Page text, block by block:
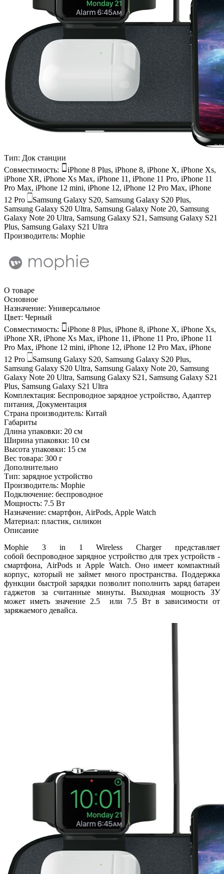
Тип: Док станции
Совместимость:
iPhone 8 Plus, iPhone 8, iPhone X, iPhone Xs,
iPhone XR, iPhone Xs Max, iPhone 11, iPhone 11 Pro, iPhone 11
Pro Max, iPhone 12 mini, iPhone 12, iPhone 12 Pro Max, iPhone
12 Pro
Samsung Galaxy S20, Samsung Galaxy S20 Plus,
Samsung Galaxy S20 Ultra, Samsung Galaxy Note 20, Samsung
Galaxy Note 20 Ultra, Samsung Galaxy S21, Samsung Galaxy S21
Plus, Samsung Galaxy S21 Ultra
Производитель: Mophie
О товаре
Основное
Назначение: Универсальное
Цвет: Черный
Совместимость:
iPhone 8 Plus, iPhone 8, iPhone X, iPhone Xs,
iPhone XR, iPhone Xs Max, iPhone 11, iPhone 11 Pro, iPhone 11
Pro Max, iPhone 12 mini, iPhone 12, iPhone 12 Pro Max, iPhone
12 Pro
Samsung Galaxy S20, Samsung Galaxy S20 Plus,
Samsung Galaxy S20 Ultra, Samsung Galaxy Note 20, Samsung
Galaxy Note 20 Ultra, Samsung Galaxy S21, Samsung Galaxy S21
Plus, Samsung Galaxy S21 Ultra
Комплектация: Беспроводное зарядное устройство, Адаптер
питания, Документация
Страна производитель: Китай
Габариты
Длина упаковки: 20 см
Ширина упаковки: 10 см
Высота упаковки: 15 см
Вес товара: 300 г
Дополнительно
Тип: зарядное устройство
Производитель: Mophie
Подключение: беспроводное
Мощность: 7.5 Вт
Назначение: смартфон, AirPods, Apple Watch
Материал: пластик, силикон
Описание
Mophie 3 in 1 Wireless Charger представляет
собой беспроводное зарядное устройство для трех устройств -
смартфона, AirPods и Apple Watch. Оно имеет компактный
корпус, который не займет много пространства. Поддержка
функции быстрой зарядки позволит пополнить заряд батареи
гаджетов за считанные минуты. Выходная мощность ЗУ
может иметь значение 2.5 или 7.5 Вт в зависимости от
заряжаемого девайса.